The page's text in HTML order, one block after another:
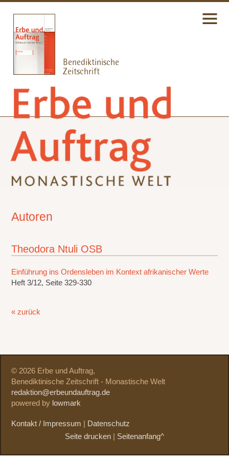
Autoren
Theodora Ntuli OSB
Einführung ins Ordensleben im Kontext afrikanischer Werte
Heft 3/12, Seite 329-330
« zurück
© 2026 Erbe und Auftrag,
Benediktinische Zeitschrift - Monastische Welt
redaktion@erbeundauftrag.de
powered by lowmark
Kontakt / Impressum
Datenschutz
Seite drucken
Seitenanfang^